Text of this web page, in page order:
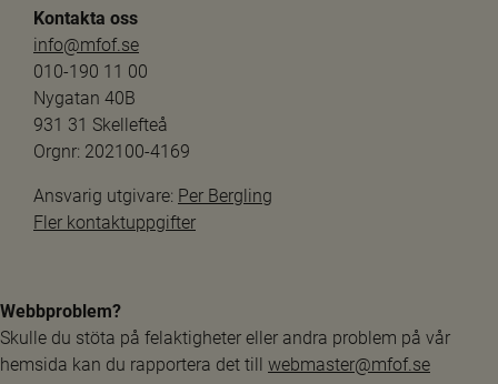
Kontakta oss
info@mfof.se
010-190 11 00
Nygatan 40B
931 31 Skellefteå
Orgnr: 202100-4169
Ansvarig utgivare: Per Bergling
Fler kontaktuppgifter
Webbproblem?
Skulle du stöta på felaktigheter eller andra problem på vår
hemsida kan du rapportera det till webmaster@mfof.se